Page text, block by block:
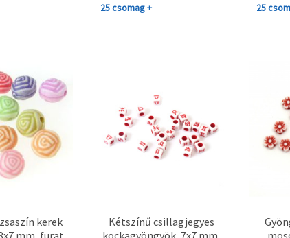
25 csomag +
25
kerek
mm, furat
Kétszínű csillagjegyes
kockagyöngyök, 7x7 mm,